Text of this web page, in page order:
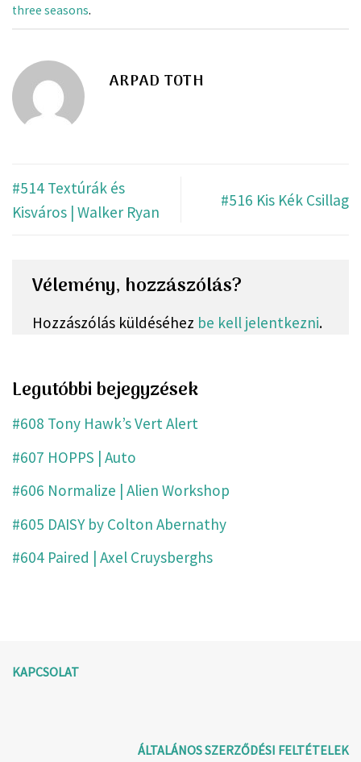
three seasons.
ARPAD TOTH
#514 Textúrák és
Kisváros | Walker Ryan
#516 Kis Kék Csillag
Vélemény, hozzászólás?
Hozzászólás küldéséhez be kell jelentkezni.
Legutóbbi bejegyzések
#608 Tony Hawk’s Vert Alert
#607 HOPPS | Auto
#606 Normalize | Alien Workshop
#605 DAISY by Colton Abernathy
#604 Paired | Axel Cruysberghs
KAPCSOLAT
ÁLTALÁNOS SZERZŐDÉSI FELTÉTELEK